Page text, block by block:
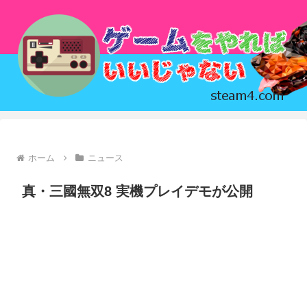
ホーム ニュース
真・三國無双8 実機プレイデモが公開